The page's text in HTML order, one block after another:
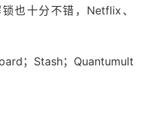
也十分不错，Netflix、
；Stash；Quantumult